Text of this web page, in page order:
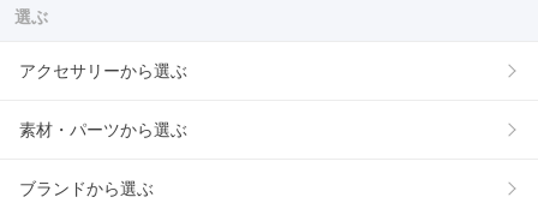
選ぶ
アクセサリーから選ぶ
素材・パーツから選ぶ
ブランドから選ぶ